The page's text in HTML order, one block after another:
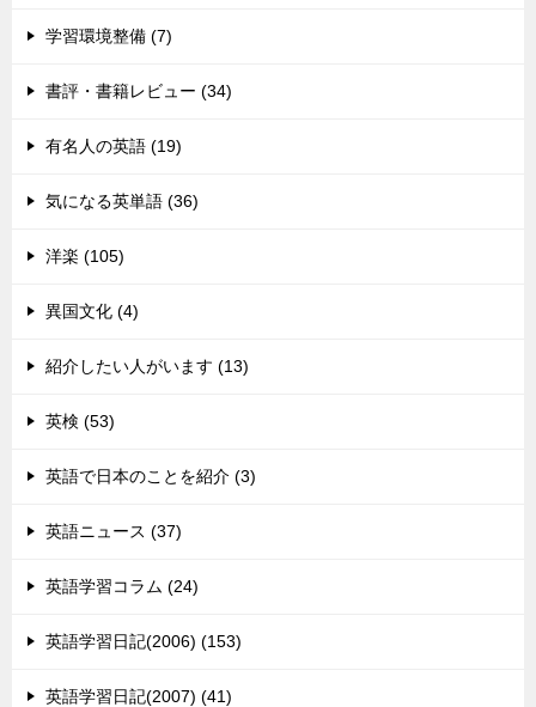
学習環境整備 (7)
書評・書籍レビュー (34)
有名人の英語 (19)
気になる英単語 (36)
洋楽 (105)
異国文化 (4)
紹介したい人がいます (13)
英検 (53)
英語で日本のことを紹介 (3)
英語ニュース (37)
英語学習コラム (24)
英語学習日記(2006) (153)
英語学習日記(2007) (41)